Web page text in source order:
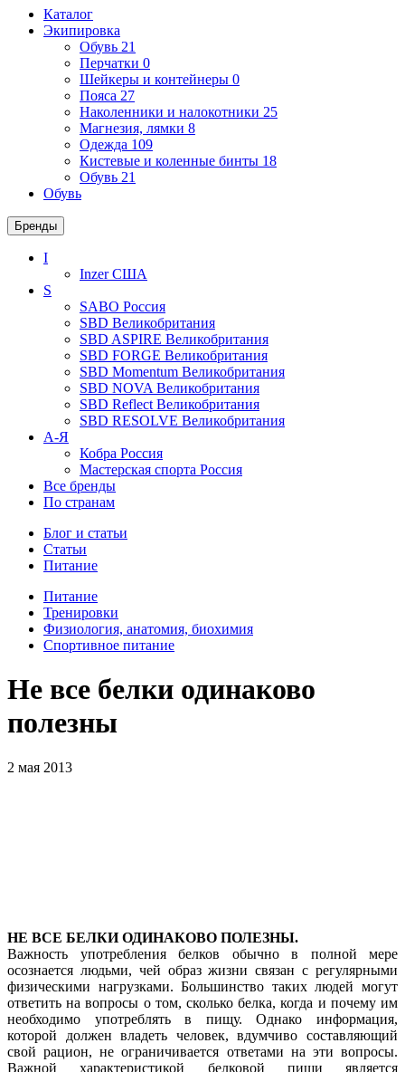
Каталог
Экипировка
Обувь 21
Перчатки 0
Шейкеры и контейнеры 0
Пояса 27
Наколенники и налокотники 25
Магнезия, лямки 8
Одежда 109
Кистевые и коленные бинты 18
Обувь 21
Обувь
Бренды
I
InzerСША
S
SABO Россия
SBD Великобритания
SBD ASPIRE Великобритания
SBD FORGE Великобритания
SBD Momentum Великобритания
SBD NOVA Великобритания
SBD Reflect Великобритания
SBD RESOLVE Великобритания
А-Я
Кобра Россия
Мастерская спорта Россия
Все бренды
По странам
Блог и статьи
Статьи
Питание
Питание
Тренировки
Физиология, анатомия, биохимия
Спортивное питание
Не все белки одинаково
полезны
2 мая 2013
НЕ ВСЕ БЕЛКИ ОДИНАКОВО ПОЛЕЗНЫ.
Важность употребления белков обычно в полной мере
осознается людьми, чей образ жизни связан с регулярными
физическими нагрузками. Большинство таких людей могут
ответить на вопросы о том, сколько белка, когда и почему им
необходимо употреблять в пищу. Однако информация,
которой должен владеть человек, вдумчиво составляющий
свой рацион, не ограничивается ответами на эти вопросы.
Важной характеристикой белковой пищи является